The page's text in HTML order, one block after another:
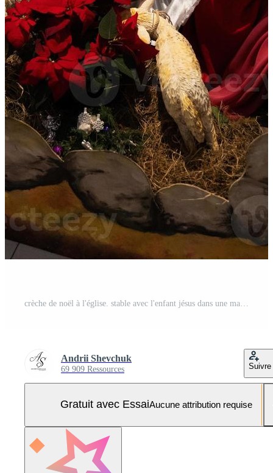
Andrii Shevchuk
69 909 Ressources Suivre
Gratuit avec EssaiAucune attribution requise